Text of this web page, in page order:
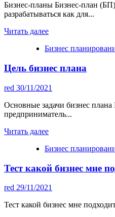
Бизнес-планы Бизнес-план (БП)
разрабатываться как для...
Читать далее
Бизнес
Цель бизнес плана
red 30/11/2021
Основные задачи бизнес
предприниматель...
Читать далее
Бизнес
Тест какой бизнес мне
red 29/11/2021
Тест какой бизнес мне